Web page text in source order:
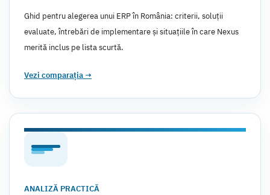
Ghid pentru alegerea unui ERP în România: criterii, soluții
evaluate, întrebări de implementare și situațiile în care Nexus
merită inclus pe lista scurtă.
Vezi comparația →
ANALIZĂ PRACTICĂ